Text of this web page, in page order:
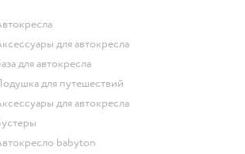
Автокресла
Аксессуары для автокресла
База для автокресла
Подушка для путешествий
Аксессуары для автокресла
Бустеры
Автокресло babyton